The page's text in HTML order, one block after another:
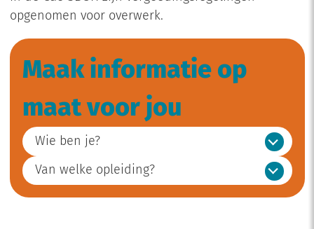
opgenomen voor overwerk.
Maak informatie op
maat voor jou
Wie ben je?
Van welke opleiding?